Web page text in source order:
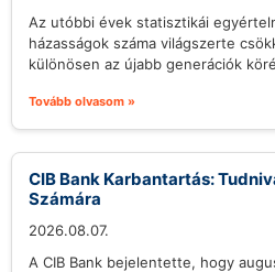
Az utóbbi évek statisztikái
házasságok száma világszerte
különösen az újabb generációk
Tovább olvasom »
CIB Bank Karbantartás:
Számára
2026.08.07.
A CIB Bank bejelentette, hogy